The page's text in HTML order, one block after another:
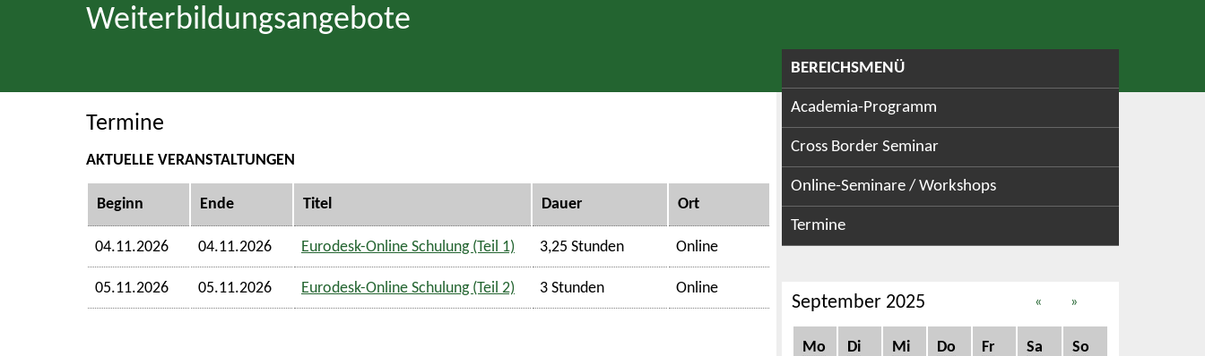
Weiterbildungsangebote
Termine
AKTUELLE VERANSTALTUNGEN
Beginn Ende Titel Dauer Ort
04.11.2026 04.11.2026 Eurodesk-Online Schulung (Teil 1) 3,25 Stunden Online
05.11.2026 05.11.2026 Eurodesk-Online Schulung (Teil 2) 3 Stunden Online
BEREICHSMENÜ
Academia-Programm
Cross Border Seminar
Online-Seminare / Workshops
Termine
September 2025 « »
Mo Di Mi Do Fr Sa So